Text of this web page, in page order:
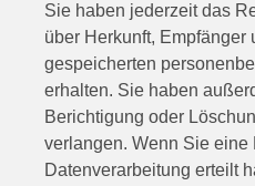
Sie haben jederzeit das
über Herkunft, Empfänger
gespeicherten
erhalten. Sie haben
Berichtigung oder
verlangen. Wenn Sie
Datenverarbeitung erteilt